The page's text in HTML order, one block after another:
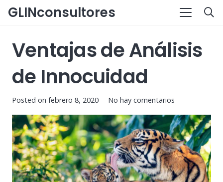
GLINconsultores
Ventajas de Análisis
de Innocuidad
Posted on febrero 8, 2020 No hay comentarios